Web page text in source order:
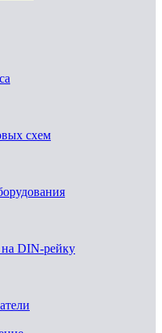
схем
на DIN-рейку